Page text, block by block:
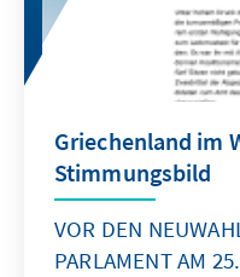
Griechenland im
Stimmungsbild
VOR DEN
PARLAMENT AM